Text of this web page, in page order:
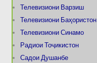
Телевизиони Варзиш
Телевизиони Баҳористон
Телевизиони Синамо
Радиои Тоҷикистон
Садои Душанбе